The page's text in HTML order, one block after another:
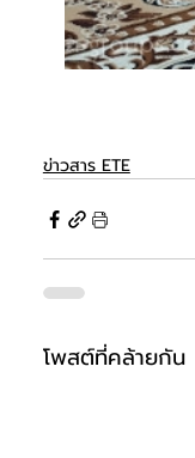
ข่าวสาร ETE
โพสต์ที่คล้ายกัน